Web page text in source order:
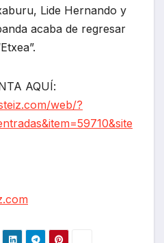
Lide Hernando y
acaba de regresar
AQUÍ:
web/?